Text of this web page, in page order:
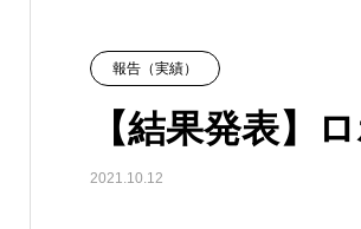
報告（実績）
【結果発表】
2021.10.12